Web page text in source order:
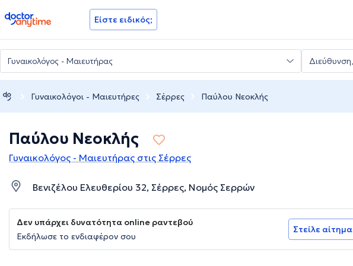
doctoranytime Είστε ειδικός;
Γυναικολόγοι - Μαιευτήρες Σέρρες Παύλου Νεοκλής
Παύλου Νεοκλής
Γυναικολόγος - Μαιευτήρας στις Σέρρες
Βενιζέλου Ελευθερίου 32, Σέρρες, Νομός Σερρών
Δεν υπάρχει δυνατότητα online ραντεβού
Εκδήλωσε το ενδιαφέρον σου
Στείλε αίτημα